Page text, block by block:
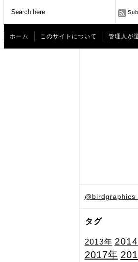
ホーム このサイトについて 管理人が
@birdgraphics
タグ
2013年
2017年